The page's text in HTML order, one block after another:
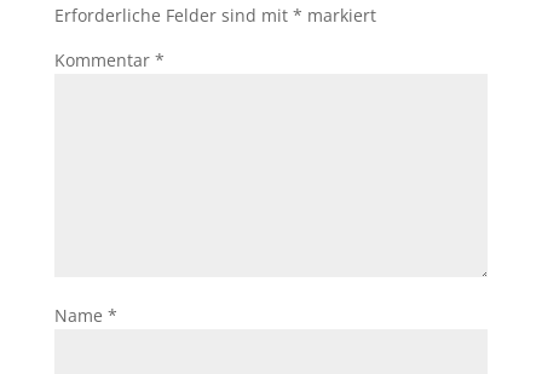
Erforderliche Felder sind mit * markiert
Kommentar *
Name *